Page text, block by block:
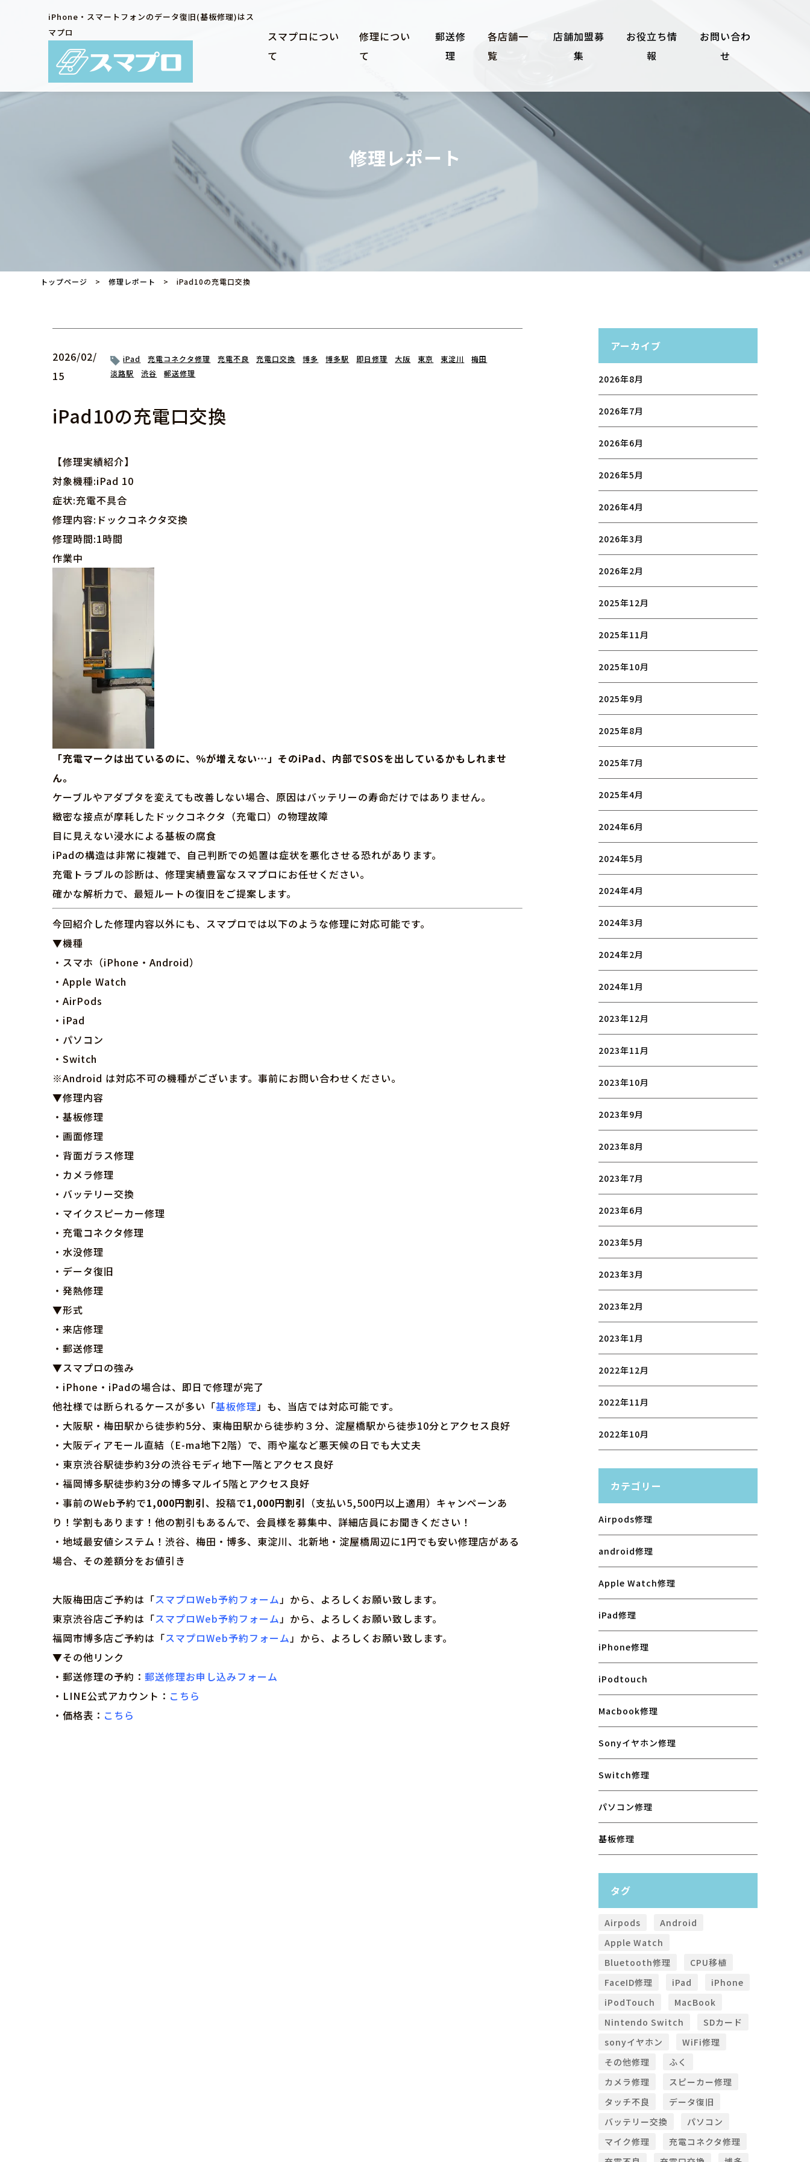
iPhone・スマートフォンのデータ復旧(基板修理)はス
マプロ
スマプロについ
て
修理につい
て
郵送修
理
各店舗一
覧
店舗加盟募
集
お役立ち情
報
お問い合わ
せ
修理レポート
トップページ > 修理レポート > iPad10の充電口交換
2026/02/
15
iPad 充電コネクタ修理 充電不良 充電口交換 博多 博多駅 即日修理 大阪 東京 東淀川
梅田
淡路駅
渋谷 郵送修理
iPad10の充電口交換
【修理実績紹介】
対象機種:iPad 10
症状:充電不具合
修理内容:ドックコネクタ交換
修理時間:1時間
作業中
「充電マークは出ているのに、％が増えない…」そのiPad、内部でSOSを出しているかもしれませ
ん。
ケーブルやアダプタを変えても改善しない場合、原因はバッテリーの寿命だけではありません。
緻密な接点が摩耗したドックコネクタ（充電口）の物理故障
目に見えない浸水による基板の腐食
iPadの構造は非常に複雑で、自己判断での処置は症状を悪化させる恐れがあります。
充電トラブルの診断は、修理実績豊富なスマプロにお任せください。
確かな解析力で、最短ルートの復旧をご提案します。
今回紹介した修理内容以外にも、スマプロでは以下のような修理に対応可能です。
▼機種
・スマホ（iPhone・Android）
・Apple Watch
・AirPods
・iPad
・パソコン
・Switch
※Android は対応不可の機種がございます。事前にお問い合わせください。
▼修理内容
・基板修理
・画面修理
・背面ガラス修理
・カメラ修理
・バッテリー交換
・マイクスピーカー修理
・充電コネクタ修理
・水没修理
・データ復旧
・発熱修理
▼形式
・来店修理
・郵送修理
▼スマプロの強み
・iPhone・iPadの場合は、即日で修理が完了
他社様では断られるケースが多い「基板修理」も、当店では対応可能です。
・大阪駅・梅田駅から徒歩約5分、東梅田駅から徒歩約３分、淀屋橋駅から徒歩10分とアクセス良好
・大阪ディアモール直結（E-ma地下2階）で、雨や嵐など悪天候の日でも大丈夫
・東京渋谷駅徒歩約3分の渋谷モディ地下一階とアクセス良好
・福岡博多駅徒歩約3分の博多マルイ5階とアクセス良好
・事前のWeb予約で1,000円割引、投稿で1,000円割引 （支払い5,500円以上適用）キャンペーンあ
り！学割もあります！他の割引もあるんで、会員様を募集中、詳細店員にお聞きください！
・地域最安値システム！渋谷、梅田・博多、東淀川、北新地・淀屋橋周辺に1円でも安い修理店がある
場合、その差額分をお値引き
大阪梅田店ご予約は「スマプロWeb予約フォーム」から、よろしくお願い致します。
東京渋谷店ご予約は「スマプロWeb予約フォーム」から、よろしくお願い致します。
福岡市博多店ご予約は「スマプロWeb予約フォーム」から、よろしくお願い致します。
▼その他リンク
・郵送修理の予約： 郵送修理お申し込みフォーム
・LINE公式アカウント： こちら
・価格表： こちら
アーカイブ
2026年8月
2026年7月
2026年6月
2026年5月
2026年4月
2026年3月
2026年2月
2025年12月
2025年11月
2025年10月
2025年9月
2025年8月
2025年7月
2025年4月
2024年6月
2024年5月
2024年4月
2024年3月
2024年2月
2024年1月
2023年12月
2023年11月
2023年10月
2023年9月
2023年8月
2023年7月
2023年6月
2023年5月
2023年3月
2023年2月
2023年1月
2022年12月
2022年11月
2022年10月
カテゴリー
Airpods修理
android修理
Apple Watch修理
iPad修理
iPhone修理
iPodtouch
Macbook修理
Sonyイヤホン修理
Switch修理
パソコン修理
基板修理
タグ
Airpods
Android
Apple Watch
Bluetooth修理
CPU移植
FaceID修理
iPad
iPhone
iPodTouch
MacBook
Nintendo Switch
SDカード
sonyイヤホン
WiFi修理
その他修理
ふく
カメラ修理
スピーカー修理
タッチ不良
データ復旧
バッテリー交換
パソコン
マイク修理
充電コネクタ修理